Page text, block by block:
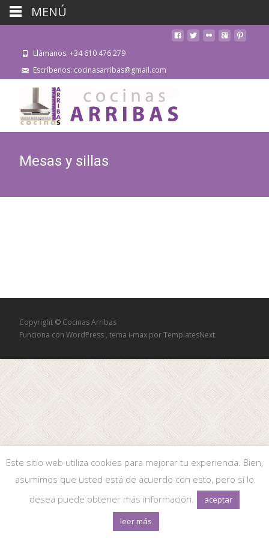
Llámanos: +34 610 476 279
Escríbenos: cocinasarribas@gmail.com
Mesas y sillas
Copyright © Cocinas Arribas
Funciona con WordPress , tema i-max por TemplatesNext.
Este sitio web utiliza cookies para mejorar tu experiencia. Bien,
asumimos que usted está de acuerdo con esto, pero si lo
desea puede obtener más información.
aceptar
leer más
MENÚ